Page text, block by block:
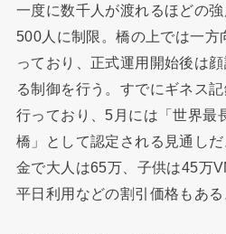
一度に数千人が渡れるほどの
500人に制限。橋の上では一方
っており、正式運用開始後は
る制御を行う。すでにギネス
行っており、5月には「世界最
橋」として認定される見通し
金で大人は65万、子供は45万
平日利用などの割引価格もある